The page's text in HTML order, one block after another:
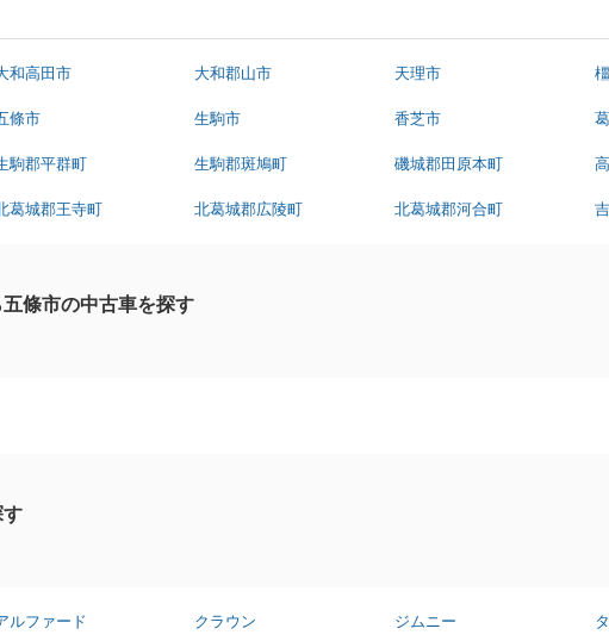
和高田市 大和郡山市 天理市
條市 生駒市 香芝市
駒郡平群町 生駒郡斑鳩町 磯城郡田原本町
葛城郡王寺町 北葛城郡広陵町 北葛城郡河合町
條市の中古車を探す
す
ルファード クラウン ジムニー